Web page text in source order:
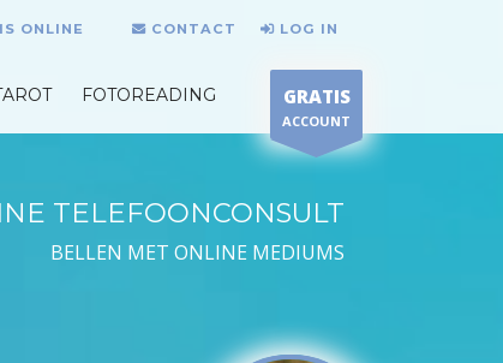
ONLINE CONTACT LOG IN
FOTOREADING GRATIS
ACCOUNT
TELEFOONCONSULT
BELLEN MET ONLINE MEDIUMS